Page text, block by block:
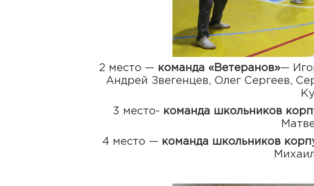
2 место — команда «Ветеранов»—
Андрей Звегенцев, Олег Сергеев,
3 место- команда школьников
4 место — команда школьников